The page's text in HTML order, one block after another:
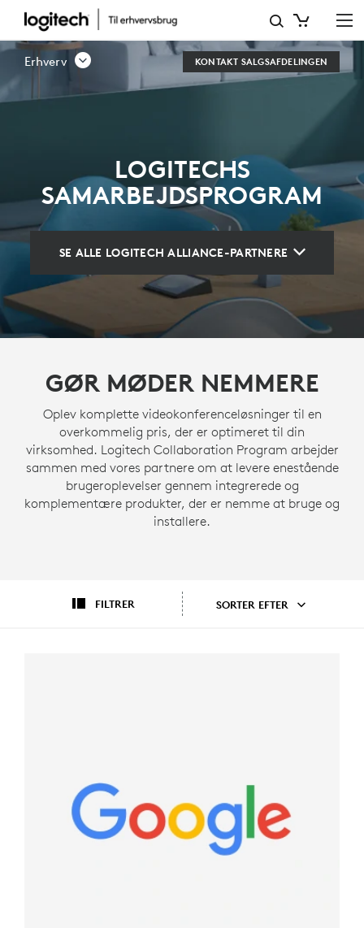
LOGITECHS
SAMARBEJDSPROGRAM
Erhverv KONTAKT SALGSAFDELINGEN
LOGITECHS
SAMARBEJDSPROGRAM
SE ALLE LOGITECH ALLIANCE-PARTNERE
GØR MØDER NEMMERE
Oplev komplette videokonferenceløsninger til en
overkommelig pris, der er optimeret til din
virksomhed. Logitech Collaboration Program arbejder
sammen med vores partnere om at levere enestående
brugeroplevelser gennem integrerede og
komplementære produkter, der er nemme at bruge og
installere.
FILTRER SORTER EFTER